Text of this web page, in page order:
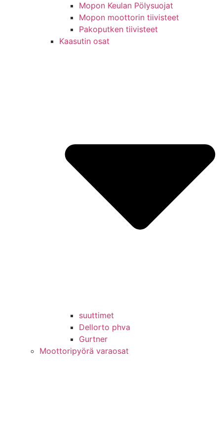
Mopon Keulan Pölysuojat
Mopon moottorin tiivisteet
Pakoputken tiivisteet
Kaasutin osat
suuttimet
Dellorto phva
Gurtner
Moottoripyörä varaosat